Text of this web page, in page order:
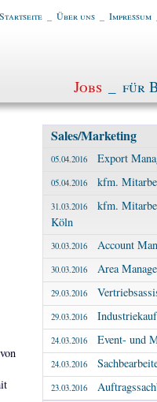
Startseite Über uns Impressum
Jobs für
Sales/Marketing
05.04.2016 Export
05.04.2016 kfm.
31.03.2016
kfm.
Köln
30.03.2016 Account
30.03.2016 Area
29.03.2016
29.03.2016
24.03.2016 Event- und
24.03.2016
23.03.2016